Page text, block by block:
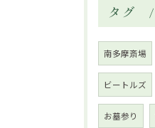
タグ
南多摩斎場
ビートルズ
お墓参り